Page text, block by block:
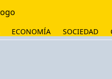
ECONOMÍA SOCIEDAD